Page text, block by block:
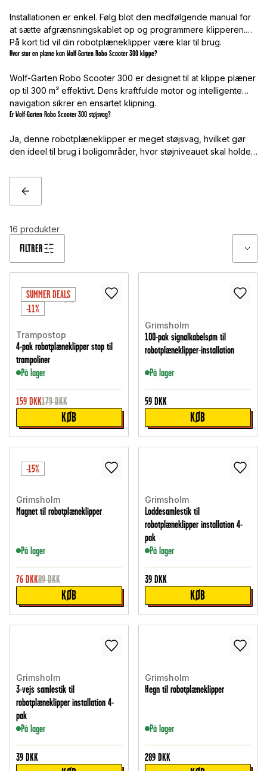
Installationen er enkel. Følg blot den medfølgende manual for
at sætte afgrænsningskablet op og programmere klipperen.
På kort tid vil din robotplæneklipper være klar til brug.
Hvor stor en plæne kan Wolf-Garten Robo Scooter 300 klippe?
Wolf-Garten Robo Scooter 300 er designet til at klippe plæner
op til 300 m² effektivt. Dens kraftfulde motor og intelligente
navigation sikrer en ensartet klipning.
Er Wolf-Garten Robo Scooter 300 støjsvag?
Ja, denne robotplæneklipper er meget støjsvag, hvilket gør
den ideel til brug i boligområder, hvor støjniveauet skal holdes
TILBAGE
FILTRER
16 produkter
SUMMER DEALS
-11%
Trampostop
4-pak robotplæneklipper stop til
trampoliner
På lager
159 DKK179 DKK
KØB
Grimsholm
100-pak signalkabelsøm til
robotplæneklipper-installation
På lager
59 DKK
KØB
-15%
Grimsholm
Magnet til robotplæneklipper
På lager
76 DKK89 DKK
KØB
Grimsholm
Loddesamlestik til
robotplæneklipper installation 4-
pak
På lager
39 DKK
KØB
Grimsholm
3-vejs samlestik til
robotplæneklipper installation 4-
pak
På lager
39 DKK
Grimsholm
Hegn til robotplæneklipper
På lager
289 DKK